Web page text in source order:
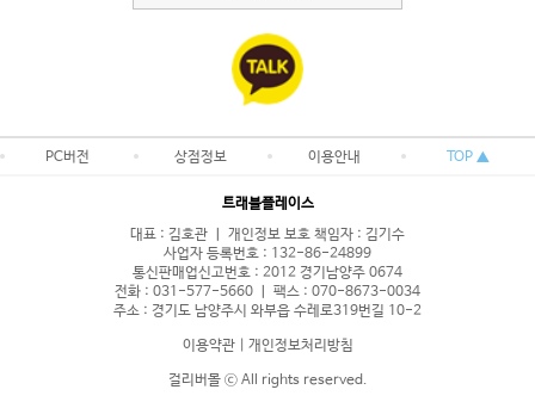
PC버전 상점정보 이용안내 TOP ▲
트래블플레이스
대표 : 김호관 ㅣ 개인정보 보호 책임자 : 김기수
사업자 등록번호 : 132-86-24899
통신판매업신고번호 : 2012 경기남양주 0674
전화 : 031-577-5660 ㅣ 팩스 : 070-8673-0034
주소 : 경기도 남양주시 와부읍 수레로319번길 10-2
이용약관| 개인정보처리방침
걸리버몰 ⓒ All rights reserved.